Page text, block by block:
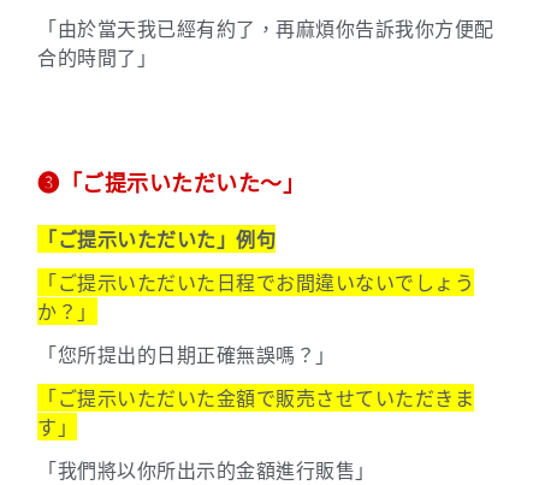
「由於當天我已經有約了，再麻煩你告訴我你方便配
合的時間了」
➌「ご提示いただいた〜」
「ご提示いただいた」例句
「ご提示いただいた日程でお間違いないでしょう
か？」
「您所提出的日期正確無誤嗎？」
「ご提示いただいた金額で販売させていただきま
す」
「我們將以你所出示的金額進行販售」